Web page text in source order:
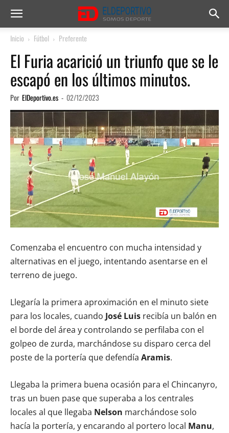
Inicio Fútbol Preferente
El Furia acarició un triunfo que se le
escapó en los últimos minutos.
Por ElDeportivo.es - 02/12/2023
Comenzaba el encuentro con mucha intensidad y
alternativas en el juego, intentando asentarse en el
terreno de juego.
Llegaría la primera aproximación en el minuto siete
para los locales, cuando José Luis recibía un balón en
el borde del área y controlando se perfilaba con el
golpeo de zurda, marchándose su disparo cerca del
poste de la portería que defendía Aramis.
Llegaba la primera buena ocasión para el Chincanyro,
tras un buen pase que superaba a los centrales
locales al que llegaba Nelson marchándose solo
hacía la portería, y encarando al portero local Manu,